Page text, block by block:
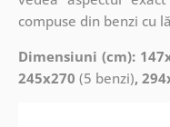
compuse din benzi cu
Dimensiuni (cm):
245x270 (5 benzi),